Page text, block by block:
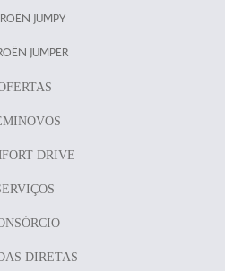
JUMPY
JUMPER
DRIVE
DIRETAS